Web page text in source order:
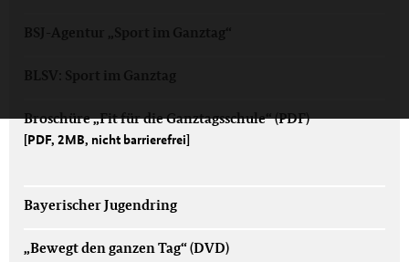
BSJ-Agentur „Sport im Ganztag“
BLSV: Sport im Ganztag
Broschüre „Fit für die Ganztagsschule“ (PDF)
[PDF, 2MB, nicht barrierefrei]
Bayerischer Jugendring
„Bewegt den ganzen Tag“ (DVD)